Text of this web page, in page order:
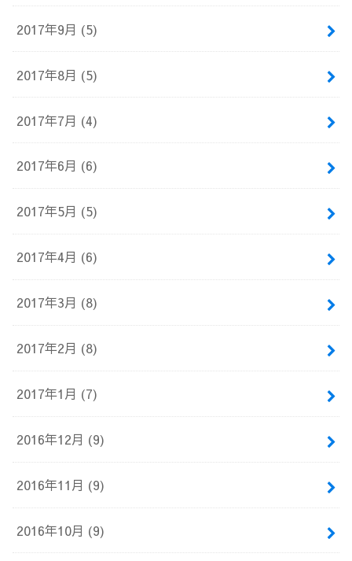
2017年9月 (5)
2017年8月 (5)
2017年7月 (4)
2017年6月 (6)
2017年5月 (5)
2017年4月 (6)
2017年3月 (8)
2017年2月 (8)
2017年1月 (7)
2016年12月 (9)
2016年11月 (9)
2016年10月 (9)